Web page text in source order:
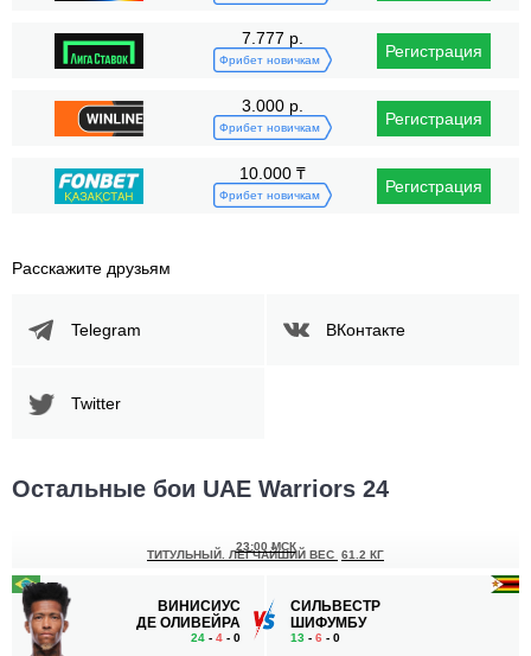
7.777 р.
Фрибет новичкам Регистрация
3.000 р.
Фрибет новичкам Регистрация
10.000 ₸
Фрибет новичкам Регистрация
Расскажите друзьям
Telegram ВКонтакте
Twitter
Остальные бои UAE Warriors 24
ВИНИСИУС
ДЕ ОЛИВЕЙРА
24 - 4 - 0
23:00 МСК
ТИТУЛЬНЫЙ. ЛЕГЧАЙШИЙ ВЕС 61.2 КГ
СИЛЬВЕСТР
ШИФУМБУ
13 - 6 - 0